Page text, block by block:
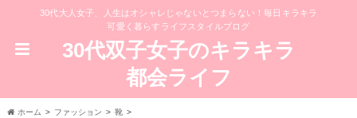
30代大人女子、人生はオシャレじゃないとつまらない！毎日キラキラ
可愛く暮らすライフスタイルブログ
30代双子女子のキラキラ
都会ライフ
ホーム ファッション
靴